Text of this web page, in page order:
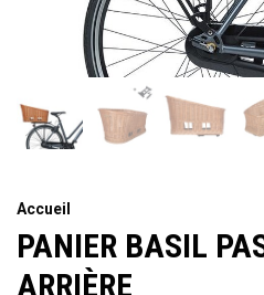
Accueil
PANIER BASIL
ARRIÈRE